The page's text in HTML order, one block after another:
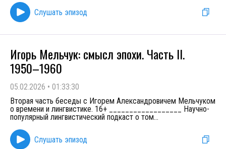
Слушать эпизод
Игорь Мельчук: смысл эпохи. Часть II.
1950–1960
05.02.2026 • 01:33:30
Вторая часть беседы с Игорем Александровичем Мельчуком
о времени и лингвистике. 16+ __________________ Научно-
популярный лингвистический подкаст о том...
Слушать эпизод